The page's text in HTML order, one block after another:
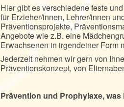
Hier gibt es verschiedene feste
für Erzieher/innen, Lehrer/innen
Präventionsprojekte,
Angebote wie z.B. eine
Erwachsenen in irgendeiner Form
Jederzeit nehmen wir gern von
Präventionskonzept, von
Prävention und Prophylaxe,